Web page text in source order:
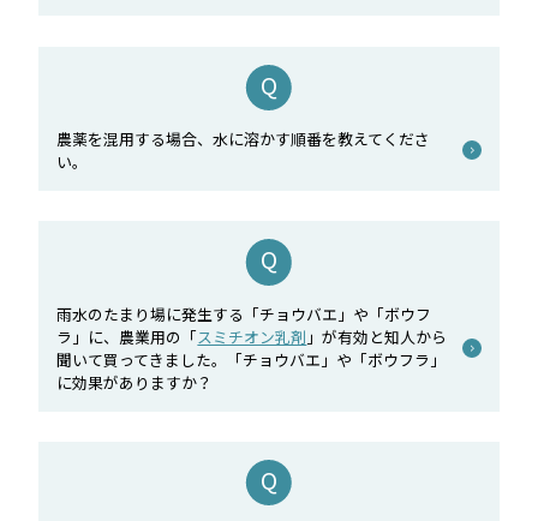
農薬を混用する場合、水に溶かす順番を教えてくださ
い。
雨水のたまり場に発生する「チョウバエ」や「ボウフ
ラ」に、農業用の「スミチオン乳剤 」が有効と知人から
聞いて買ってきました。「チョウバエ」や「ボウフラ」
に効果がありますか？